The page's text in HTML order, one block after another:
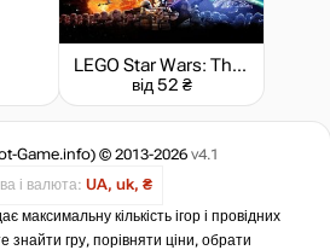
LEGO Star Wars: The Force Awakens
від 52 ₴
Game.info) © 2013-2026 v4.1
і валюта: UA, uk, ₴
максимальну кількість ігор і провідних
знайти гру, порівняти ціни, обрати